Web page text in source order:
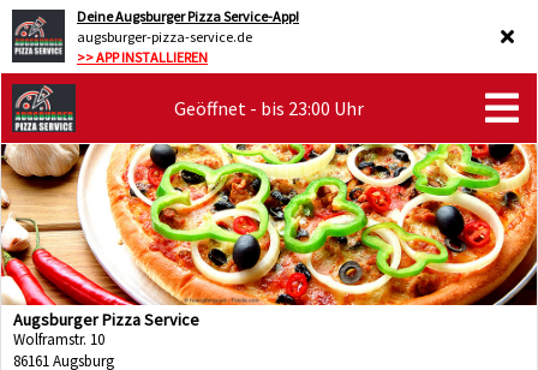
Deine Augsburger Pizza Service-App!
augsburger-pizza-service.de
>> APP INSTALLIEREN
Geöffnet - bis 23:00 Uhr
Augsburger Pizza Service
Wolframstr. 10
86161 Augsburg